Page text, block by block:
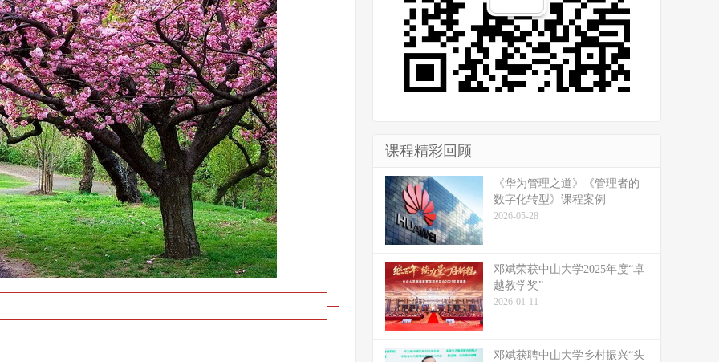
课程精彩回顾
《华为管理之道》《管理者的
数字化转型》课程案例
2026-05-28
邓斌荣获中山大学2025年度“卓
越教学奖”
2026-01-11
邓斌获聘中山大学乡村振兴“头